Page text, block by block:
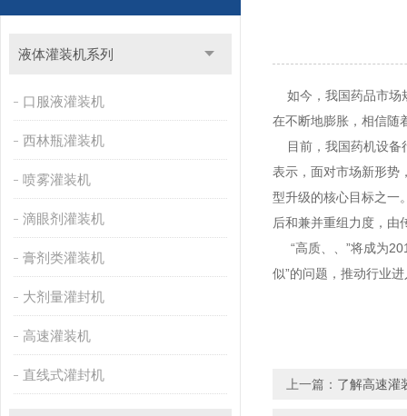
液体灌装机系列
口服液灌装机
西林瓶灌装机
喷雾灌装机
滴眼剂灌装机
膏剂类灌装机
大剂量灌封机
高速灌装机
直线式灌封机
如今，我国药品市场
在不断地膨胀，相信随
目前，我国药机设备
表示，面对市场新形势
型升级的核心目标之一
后和兼并重组力度，由
“高质、、”将成为
似”的问题，推动行业
上一篇： 了解高速灌